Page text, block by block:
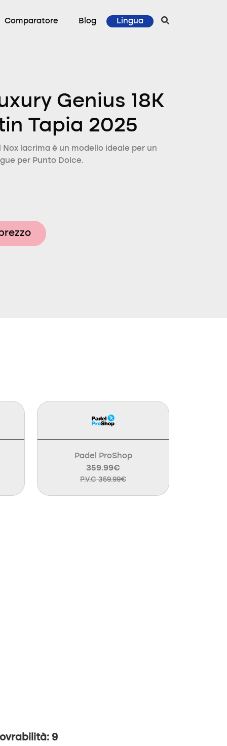
Comparatore Blog Lingua
Genius 18K
Tapia 2025
lacrima è un modello ideale per un
per Punto Dolce.
Padel ProShop
359.99€
P.V.C 359.99€
9